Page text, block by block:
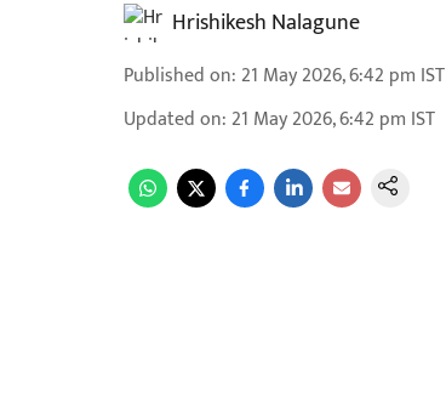
Hrishikesh Nalagune
Published on: 21 May 2026, 6:42 pm IST
Updated on: 21 May 2026, 6:42 pm IST